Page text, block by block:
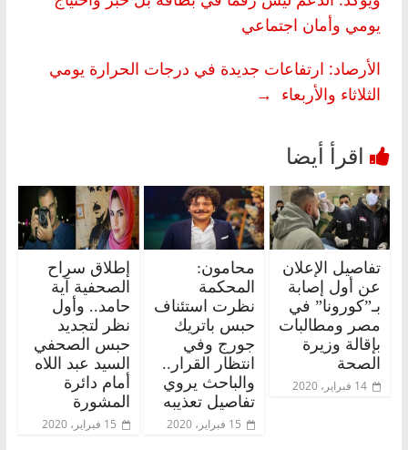
يومي وأمان اجتماعي
الأرصاد: ارتفاعات جديدة في درجات الحرارة يومي
الثلاثاء والأربعاء →
تفاصيل الإعلان
عن أول إصابة
بـ”كورونا” في
مصر ومطالبات
بإقالة وزيرة
الصحة
14 فبراير، 2020
محامون:
المحكمة
نظرت استئناف
حبس باتريك
جورج وفي
انتظار القرار..
والباحث يروي
تفاصيل تعذيبه
15 فبراير، 2020
إطلاق سراح
الصحفية آية
حامد.. وأول
نظر لتجديد
حبس الصحفي
السيد عبد اللاه
أمام دائرة
المشورة
15 فبراير، 2020